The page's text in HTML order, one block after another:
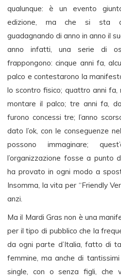
qualunque: è un evento
edizione, ma che si sta
guadagnando di anno in anno il
anno infatti, una serie di
frappongono: cinque anni fa,
palco e contestarono la
lo scontro fisico; quattro anni
montare il palco; tre anni fa,
furono concessi tre; l’anno
dato l’ok, con le conseguenze
possono immaginare;
l’organizzazione fosse a punto
ha provato in ogni modo a
Insomma, la vita per “Friendly
anzi.
Ma il Mardi Gras non è una
per il tipo di pubblico che la
da ogni parte d’Italia, fatto di
femmine, ma anche di
single, con o senza figli, che